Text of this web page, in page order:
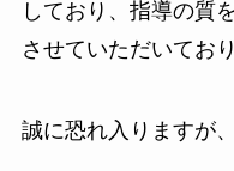
しており、指導の質
させていただいており
誠に恐れ入りますが